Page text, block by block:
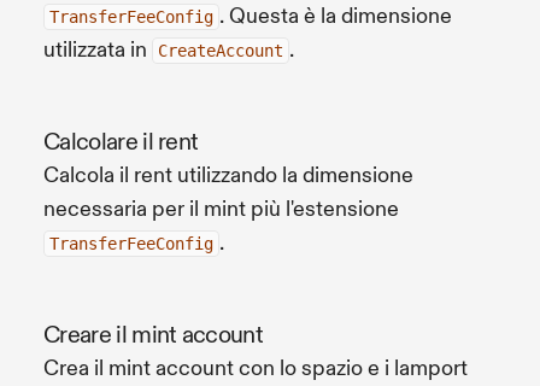
TransferFeeConfig . Questa è la dimensione
utilizzata in
CreateAccount .
Calcolare il rent
Calcola il rent utilizzando la dimensione
necessaria per il mint più l'estensione
TransferFeeConfig .
Creare il mint account
Crea il mint account con lo spazio e i lamport